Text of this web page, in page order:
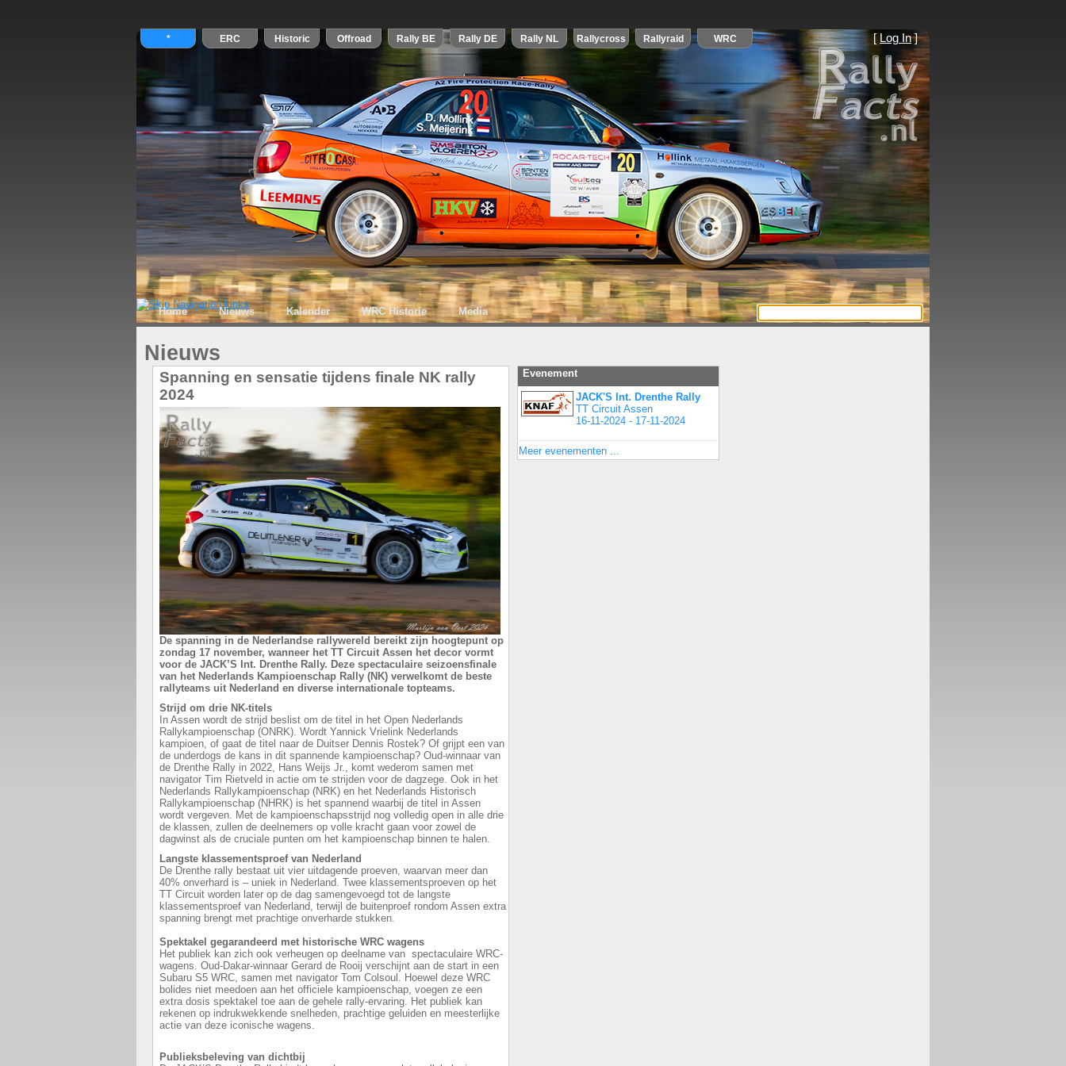
[ Log In]
Home Nieuws Kalender WRC Historie Media
Nieuws
Spanning en sensatie tijdens finale NK rally
2024
De spanning in de Nederlandse rallywereld bereikt zijn hoogtepunt op
zondag 17 november, wanneer het TT Circuit Assen het decor vormt
voor de JACK’S Int. Drenthe Rally. Deze spectaculaire seizoensfinale
van het Nederlands Kampioenschap Rally (NK) verwelkomt de beste
rallyteams uit Nederland en diverse internationale topteams.
Strijd om drie NK-titels
In Assen wordt de strijd beslist om de titel in het Open Nederlands
Rallykampioenschap (ONRK). Wordt Yannick Vrielink Nederlands
kampioen, of gaat de titel naar de Duitser Dennis Rostek? Of grijpt een van
de underdogs de kans in dit spannende kampioenschap? Oud-winnaar van
de Drenthe Rally in 2022, Hans Weijs Jr., komt wederom samen met
navigator Tim Rietveld in actie om te strijden voor de dagzege. Ook in het
Nederlands Rallykampioenschap (NRK) en het Nederlands Historisch
Rallykampioenschap (NHRK) is het spannend waarbij de titel in Assen
wordt vergeven. Met de kampioenschapsstrijd nog volledig open in alle drie
de klassen, zullen de deelnemers op volle kracht gaan voor zowel de
dagwinst als de cruciale punten om het kampioenschap binnen te halen.
Langste klassementsproef van Nederland
De Drenthe rally bestaat uit vier uitdagende proeven, waarvan meer dan
40% onverhard is – uniek in Nederland. Twee klassementsproeven op het
TT Circuit worden later op de dag samengevoegd tot de langste
klassementsproef van Nederland, terwijl de buitenproef rondom Assen extra
spanning brengt met prachtige onverharde stukken.
Spektakel gegarandeerd met historische WRC wagens
Het publiek kan zich ook verheugen op deelname van spectaculaire WRC-
wagens. Oud-Dakar-winnaar Gerard de Rooij verschijnt aan de start in een
Subaru S5 WRC, samen met navigator Tom Colsoul. Hoewel deze WRC
bolides niet meedoen aan het officiele kampioenschap, voegen ze een
extra dosis spektakel toe aan de gehele rally-ervaring. Het publiek kan
rekenen op indrukwekkende snelheden, prachtige geluiden en meesterlijke
actie van deze iconische wagens.
Publieksbeleving van dichtbij
Evenement
JACK'S Int. Drenthe Rally
TT Circuit Assen
16-11-2024 - 17-11-2024
Meer evenementen ...